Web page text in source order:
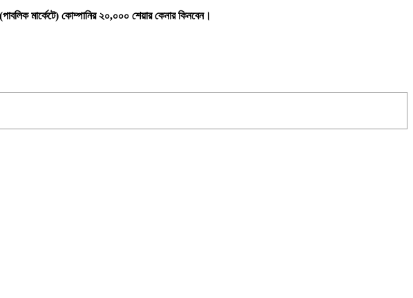
মার্কেটে) কোম্পানির ২০,০০০ শেয়ার কেনার কিনবেন।